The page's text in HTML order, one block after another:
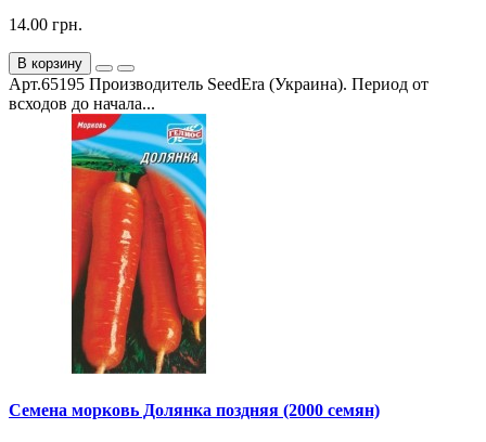
14.00 грн.
В корзину
Арт.65195 Производитель SeedEra (Украина). Период от
всходов до начала...
Семена морковь Долянка поздняя (2000 семян)